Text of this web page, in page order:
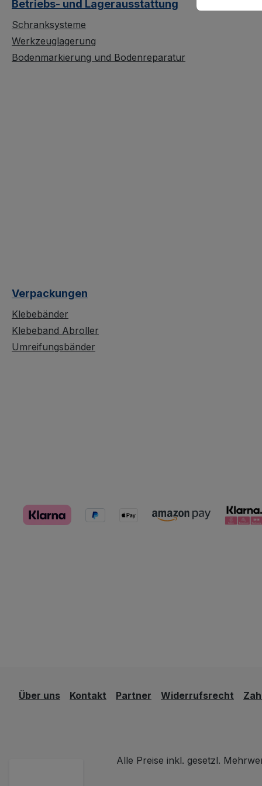
Betriebs- und Lagerausstattung
Schranksysteme
Werkzeuglagerung
Bodenmarkierung und Bodenreparatur
Verpackungen
Klebebänder
Klebeband Abroller
Umreifungsbänder
Über uns Kontakt Partner Widerrufsrecht
Alle Preise inkl. gesetzl.